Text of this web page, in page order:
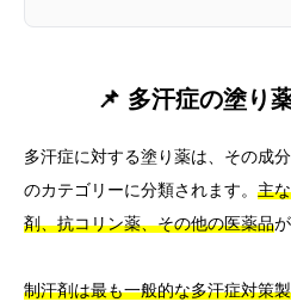
📌 多汗症の塗り
多汗症に対する塗り薬は、その成
のカテゴリーに分類されます。 主
剤、抗コリン薬、その他の医薬品
制汗剤は最も一般的な多汗症対策